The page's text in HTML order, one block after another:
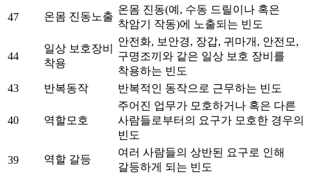
47 온몸 진동노출
온몸 진동(예, 수동 드릴이나 혹은
착암기 작동)에 노출되는 빈도
44
일상 보호장비
착용
안전화, 보안경, 장갑, 귀마개, 안전모,
구명조끼와 같은 일상 보호 장비를
착용하는 빈도
43
반복동작 반복적인 동작으로 근무하는 빈도
40 역할모호
주어진 업무가 모호하거나 혹은 다른
사람들로부터의 요구가 모호한 경우의
빈도
39 역할 갈등
여러 사람들의 상반된 요구로 인해
갈등하게 되는 빈도